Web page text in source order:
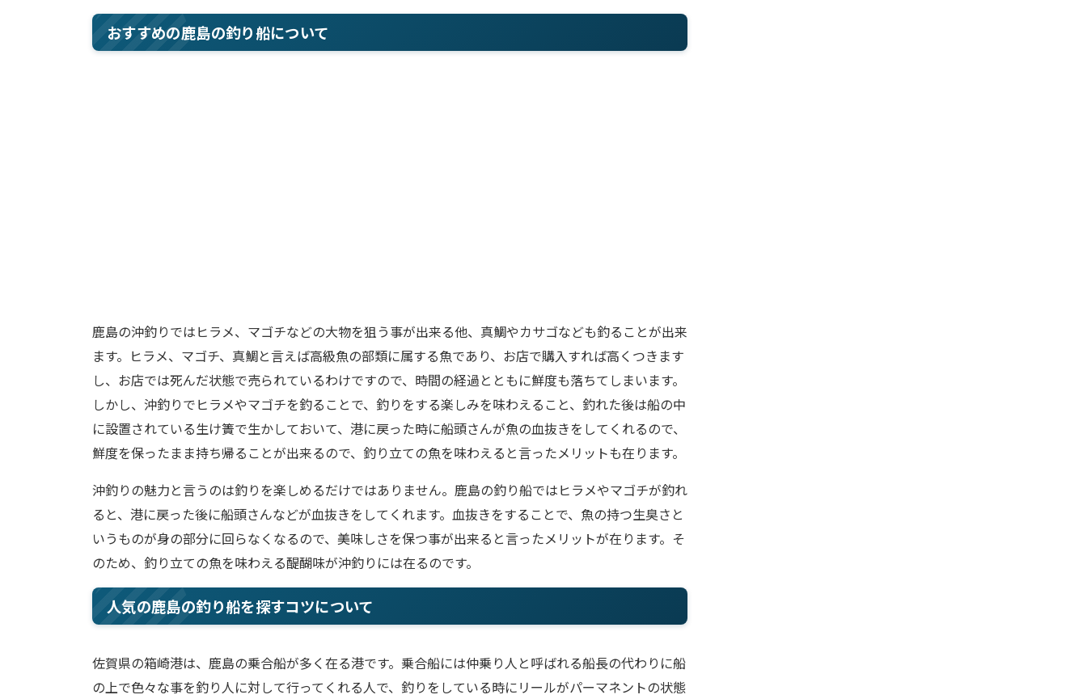
おすすめの鹿島の釣り船について
鹿島の沖釣りではヒラメ、マゴチなどの大物を狙う事が出来る他、真鯛やカサゴなども釣ることが出来
ます。ヒラメ、マゴチ、真鯛と言えば高級魚の部類に属する魚であり、お店で購入すれば高くつきます
し、お店では死んだ状態で売られているわけですので、時間の経過とともに鮮度も落ちてしまいます。
しかし、沖釣りでヒラメやマゴチを釣ることで、釣りをする楽しみを味わえること、釣れた後は船の中
に設置されている生け簀で生かしておいて、港に戻った時に船頭さんが魚の血抜きをしてくれるので、
鮮度を保ったまま持ち帰ることが出来るので、釣り立ての魚を味わえると言ったメリットも在ります。
沖釣りの魅力と言うのは釣りを楽しめるだけではありません。鹿島の釣り船ではヒラメやマゴチが釣れ
ると、港に戻った後に船頭さんなどが血抜きをしてくれます。血抜きをすることで、魚の持つ生臭さと
いうものが身の部分に回らなくなるので、美味しさを保つ事が出来ると言ったメリットが在ります。そ
のため、釣り立ての魚を味わえる醍醐味が沖釣りには在るのです。
人気の鹿島の釣り船を探すコツについて
佐賀県の箱崎港は、鹿島の乗合船が多く在る港です。乗合船には仲乗り人と呼ばれる船長の代わりに船
の上で色々な事を釣り人に対して行ってくれる人で、釣りをしている時にリールがパーマネントの状態